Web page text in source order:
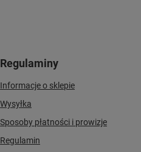
Regulaminy
Informacje o sklepie
Wysyłka
Sposoby płatności i prowizje
Regulamin